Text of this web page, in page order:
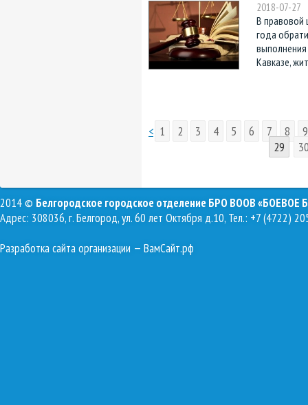
2018-07-27
В правовой
года
Кавказе,
< 1 2 3 4 5 6 7 8
9
29
2014 © Белгородское городское отделение БРО ВООВ «БОЕВОЕ
Адрес: 308036, г. Белгород, ул. 60 лет Октября д.10, Тел.: +7 (4722)
Разработка сайта организации — ВамСайт.рф